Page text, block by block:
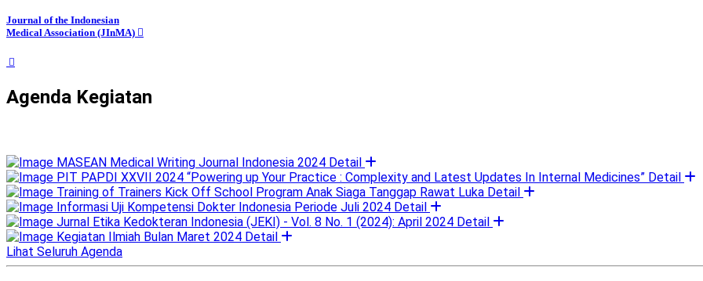
Journal of the Indonesian
Medical Association (JInMA)
Agenda Kegiatan
MASEAN Medical Writing Journal Indonesia 2024 Detail
PIT PAPDI XXVII 2024 “Powering up Your Practice : Complexity and Latest Updates In Internal Medicines” Detail
Training of Trainers Kick Off School Program Anak Siaga Tanggap Rawat Luka Detail
Informasi Uji Kompetensi Dokter Indonesia Periode Juli 2024 Detail
Jurnal Etika Kedokteran Indonesia (JEKI) - Vol. 8 No. 1 (2024): April 2024 Detail
Kegiatan Ilmiah Bulan Maret 2024 Detail
Lihat Seluruh Agenda